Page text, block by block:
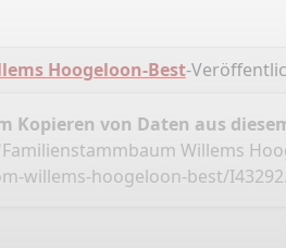
Hoogeloon-Best-
Kopieren von Daten aus
Willems
willems-hoogeloon-best/